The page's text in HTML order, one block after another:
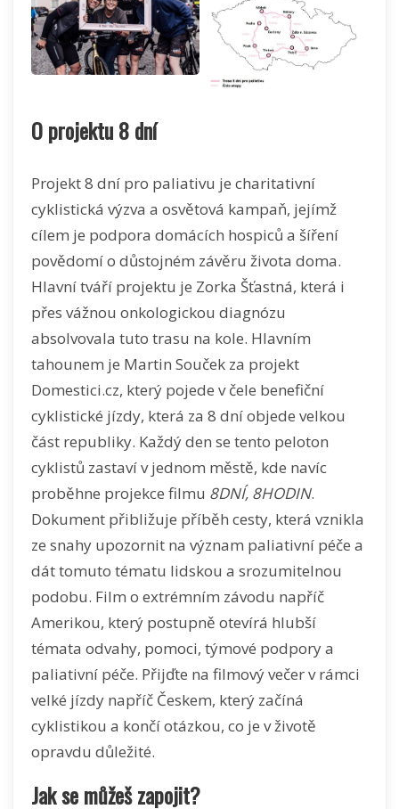
O projektu 8 dní
Projekt 8 dní pro paliativu je charitativní
cyklistická výzva a osvětová kampaň, jejímž
cílem je podpora domácích hospiců a šíření
povědomí o důstojném závěru života doma.
Hlavní tváří projektu je Zorka Šťastná, která i
přes vážnou onkologickou diagnózu
absolvovala tuto trasu na kole. Hlavním
tahounem je Martin Souček za projekt
Domestici.cz, který pojede v čele benefiční
cyklistické jízdy, která za 8 dní objede velkou
část republiky. Každý den se tento peloton
cyklistů zastaví v jednom městě, kde navíc
proběhne projekce filmu 8DNÍ, 8HODIN.
Dokument přibližuje příběh cesty, která vznikla
ze snahy upozornit na význam paliativní péče a
dát tomuto tématu lidskou a srozumitelnou
podobu. Film o extrémním závodu napříč
Amerikou, který postupně otevírá hlubší
témata odvahy, pomoci, týmové podpory a
paliativní péče. Přijďte na filmový večer v rámci
velké jízdy napříč Českem, který začíná
cyklistikou a končí otázkou, co je v životě
opravdu důležité.
Jak se můžeš zapojit?